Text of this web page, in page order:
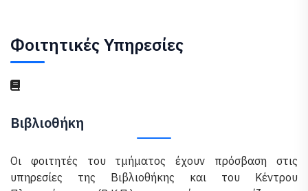
Φοιτητικές Υπηρεσίες
Βιβλιοθήκη
Οι φοιτητές του τμήματος έχουν πρόσβαση στις
υπηρεσίες της Βιβλιοθήκης και του Κέντρου